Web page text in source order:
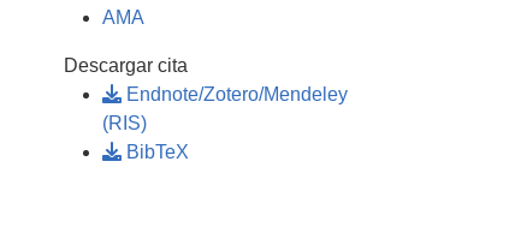
AMA
Descargar cita
Endnote/Zotero/Mendeley
(RIS)
BibTeX